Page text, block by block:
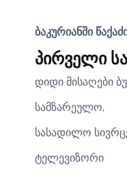
ბაკურიანში
პირველი
დიდი მისაღები
სამზარეულო,
სასადილო
ტელევიზორი